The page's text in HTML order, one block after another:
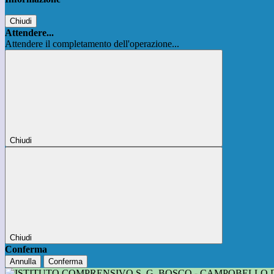
Chiudi
Attendere...
Attendere il completamento dell'operazione...
Chiudi
Chiudi
Conferma
Annulla Conferma